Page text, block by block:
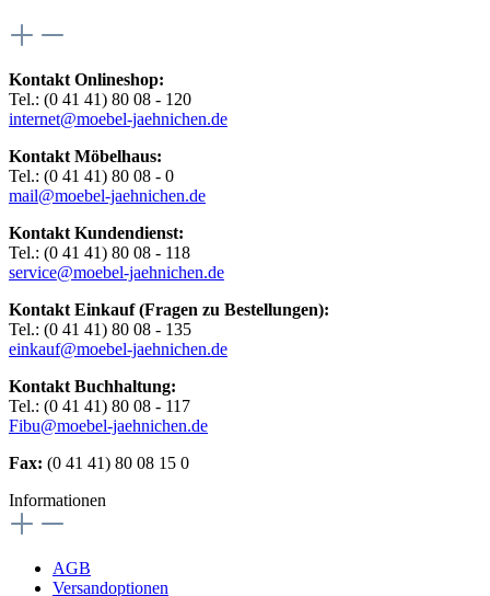
Kontakt Onlineshop:
Tel.: (0 41 41) 80 08 - 120
internet@moebel-jaehnichen.de
Kontakt Möbelhaus:
Tel.: (0 41 41) 80 08 - 0
mail@moebel-jaehnichen.de
Kontakt Kundendienst:
Tel.: (0 41 41) 80 08 - 118
service@moebel-jaehnichen.de
Kontakt Einkauf (Fragen zu Bestellungen):
Tel.: (0 41 41) 80 08 - 135
einkauf@moebel-jaehnichen.de
Kontakt Buchhaltung:
Tel.: (0 41 41) 80 08 - 117
Fibu@moebel-jaehnichen.de
Fax: (0 41 41) 80 08 15 0
Informationen
AGB
Versandoptionen